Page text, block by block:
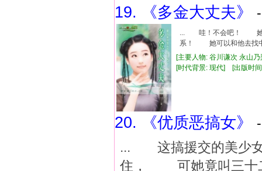
19. 《多金大丈夫》
... 哇！不会吧！ 她租
系！ 她可以和他去找
[主要人物: 谷川谦次 永山
[时代背景: 现代] [出版时
20. 《优质恶搞女》
... 这搞援交的美少
住， 可她竟叫三十